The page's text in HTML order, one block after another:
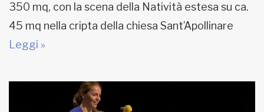
350 mq, con la scena della Natività estesa su ca.
45 mq nella cripta della chiesa Sant’Apollinare
Leggi »